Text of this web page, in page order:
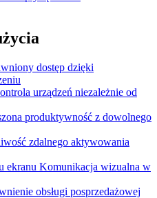
dostęp dzięki
urządzeń niezależnie od
produktywność z dowolnego
zdalnego aktywowania
ekranu Komunikacja wizualna w
obsługi posprzedażowej